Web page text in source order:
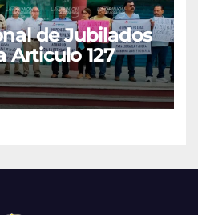
de Jubilados
Articulo 127